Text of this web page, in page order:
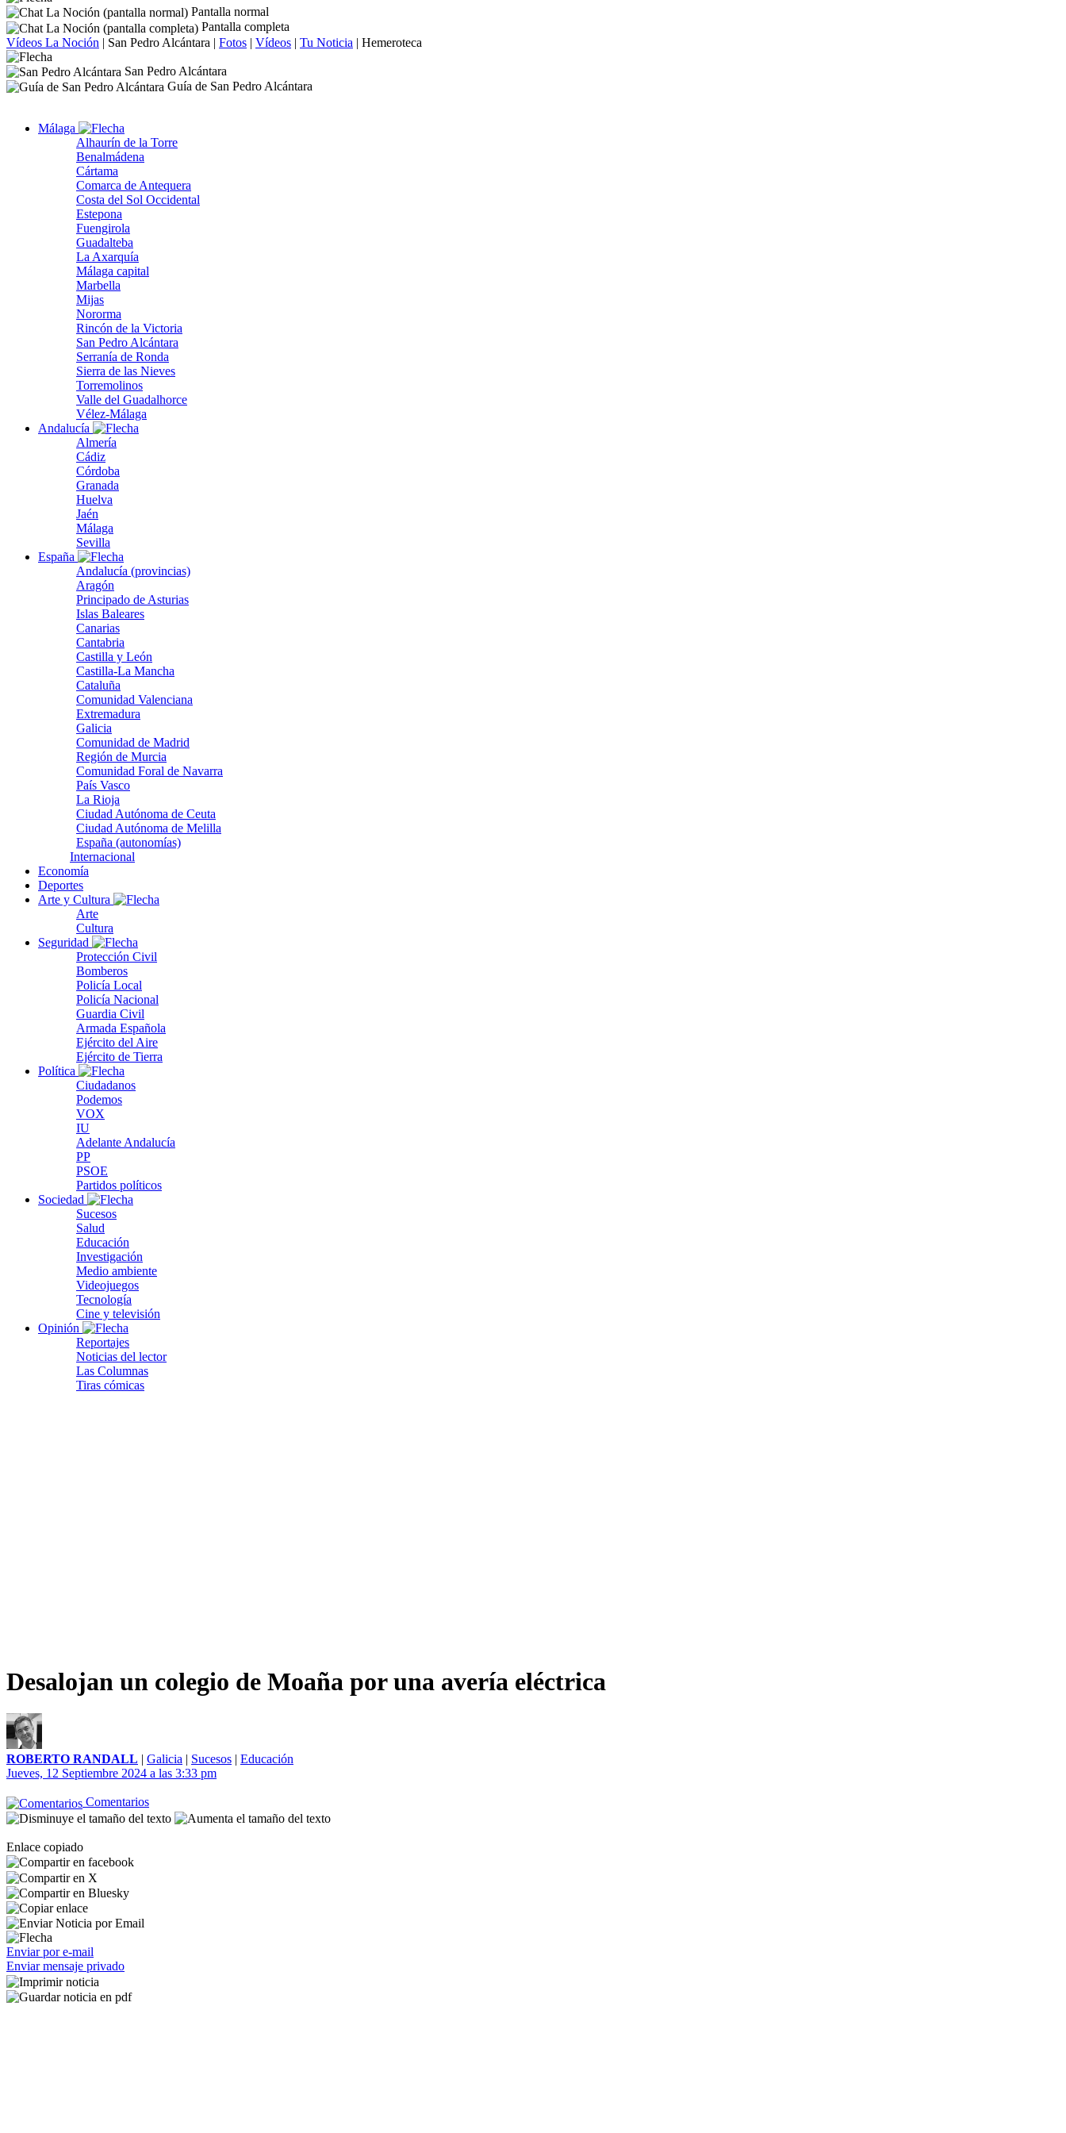
Pantalla normal
Pantalla completa
Vídeos La Noción | San Pedro Alcántara | Fotos | Vídeos | Tu Noticia | Hemeroteca
San Pedro Alcántara
Guía de San Pedro Alcántara
Málaga
Alhaurín de la Torre
Benalmádena
Cártama
Comarca de Antequera
Costa del Sol Occidental
Estepona
Fuengirola
Guadalteba
La Axarquía
Málaga capital
Marbella
Mijas
Nororma
Rincón de la Victoria
San Pedro Alcántara
Serranía de Ronda
Sierra de las Nieves
Torremolinos
Valle del Guadalhorce
Vélez-Málaga
Andalucía
Almería
Cádiz
Córdoba
Granada
Huelva
Jaén
Málaga
Sevilla
España
Andalucía (provincias)
Aragón
Principado de Asturias
Islas Baleares
Canarias
Cantabria
Castilla y León
Castilla-La Mancha
Cataluña
Comunidad Valenciana
Extremadura
Galicia
Comunidad de Madrid
Región de Murcia
Comunidad Foral de Navarra
País Vasco
La Rioja
Ciudad Autónoma de Ceuta
Ciudad Autónoma de Melilla
España (autonomías)
Internacional
Economía
Deportes
Arte y Cultura
Arte
Cultura
Seguridad
Protección Civil
Bomberos
Policía Local
Policía Nacional
Guardia Civil
Armada Española
Ejército del Aire
Ejército de Tierra
Política
Ciudadanos
Podemos
VOX
IU
Adelante Andalucía
PP
PSOE
Partidos políticos
Sociedad
Sucesos
Salud
Educación
Investigación
Medio ambiente
Videojuegos
Tecnología
Cine y televisión
Opinión
Reportajes
Noticias del lector
Las Columnas
Tiras cómicas
Desalojan un colegio de Moaña por una avería eléctrica
ROBERTO RANDALL | Galicia | Sucesos | Educación
Jueves, 12 Septiembre 2024 a las 3:33 pm
Comentarios
Enlace copiado
Enviar por e-mail
Enviar mensaje privado